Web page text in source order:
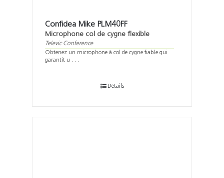
Confidea Mike PLM40FF
Microphone col de cygne flexible
Televic Conference
Obtenez un microphone à col de cygne fiable qui
garantit u . . .
Détails